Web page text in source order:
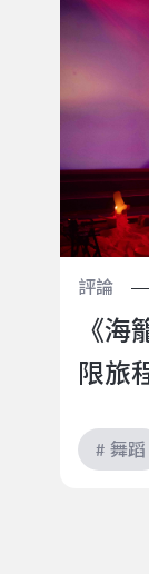
評論
《海
限旅
# 舞蹈